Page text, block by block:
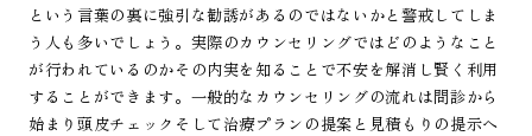
という言葉の裏に強引な勧誘があるのではないかと警戒してしま
う人も多いでしょう。実際のカウンセリングではどのようなこと
が行われているのかその内実を知ることで不安を解消し賢く利用
することができます。一般的なカウンセリングの流れは問診から
始まり頭皮チェックそして治療プランの提案と見積もりの提示へ